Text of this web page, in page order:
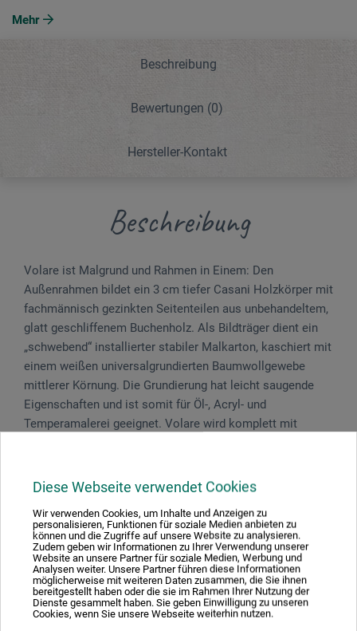
Diese Webseite verwendet Cookies
Wir verwenden Cookies, um Inhalte und Anzeigen zu
personalisieren, Funktionen für soziale Medien anbieten zu
können und die Zugriffe auf unsere Website zu analysieren.
Zudem geben wir Informationen zu Ihrer Verwendung unserer
Website an unsere Partner für soziale Medien, Werbung und
Analysen weiter. Unsere Partner führen diese Informationen
möglicherweise mit weiteren Daten zusammen, die Sie ihnen
bereitgestellt haben oder die sie im Rahmen Ihrer Nutzung der
Dienste gesammelt haben. Sie geben Einwilligung zu unseren
Cookies, wenn Sie unsere Webseite weiterhin nutzen.
Mehr
Beschreibung
Bewertungen (0)
Hersteller-Kontakt
Beschreibung
Volare ist Malgrund und Rahmen in Einem: Den
Außenrahmen bildet ein 3 cm tiefer Casani Holzkörper mit
fachmännisch gezinkten Seitenteilen aus unbehandeltem,
glatt geschliffenem Buchenholz. Als Bildträger dient ein
„schwebend“ installierter stabiler Malkarton, kaschiert mit
einem weißen universalgrundierten Baumwollgewebe
mittlerer Körnung. Die Grundierung hat leicht saugende
Eigenschaften und ist somit für Öl-, Acryl- und
Temperamalerei geeignet. Volare wird komplett mit
Produktbewertungen (0)
Schreiben Sie die erste Bewertung zu diesem Produkt